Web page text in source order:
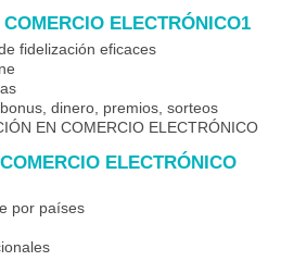
ELECTRÓNICO1
fidelización eficaces
dinero, premios, sorteos
EN COMERCIO ELECTRÓNICO
ELECTRÓNICO
por países